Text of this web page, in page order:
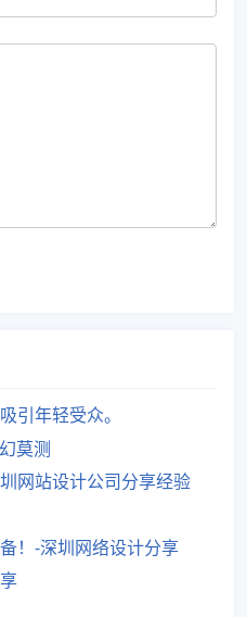
引年轻受众。
莫测
网站设计公司分享经验
！-深圳网络设计分享